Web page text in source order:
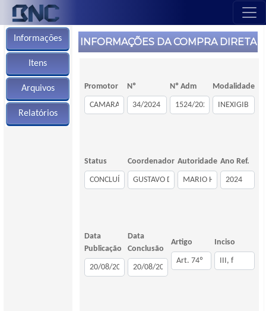
Informações
Itens
Arquivos
Relatórios
INFORMAÇÕES DA COMPRA DIRETA
Promotor Nº Nº Adm Modalidade
Status Coordenador Autoridade Ano Ref.
Data
Publicação
Data
Conclusão
Artigo Inciso